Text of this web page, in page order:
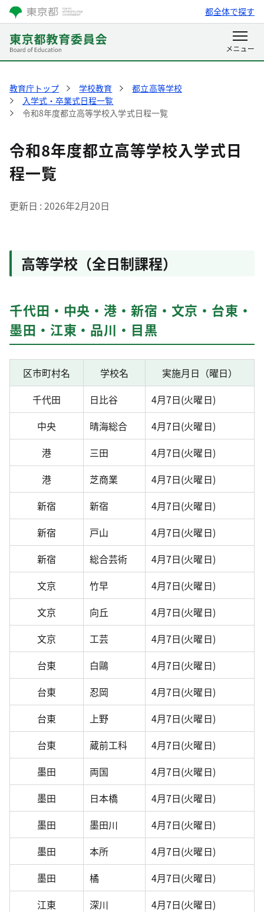
都全体で探す
教育庁トップ 学校教育
都立高等学校
入学式・卒業式日程一覧
令和8年度都立高等学校入学式日程一覧
令和8年度都立高等学校入学式日
程一覧
更新日 2026年2月20日
高等学校（全日制課程）
千代田・中央・港・新宿・文京・台東・
墨田・江東・品川・目黒
区市町村名 学校名
実施月日（曜日）
千代田
日比谷
4月7日(火曜日)
中央
晴海総合
4月7日(火曜日)
港
三田
4月7日(火曜日)
港
芝商業
4月7日(火曜日)
新宿
新宿
4月7日(火曜日)
新宿
戸山
4月7日(火曜日)
新宿
総合芸術
4月7日(火曜日)
文京
竹早
4月7日(火曜日)
文京
向丘
4月7日(火曜日)
文京
工芸
4月7日(火曜日)
台東
白鷗
4月7日(火曜日)
台東
忍岡
4月7日(火曜日)
台東
上野
4月7日(火曜日)
台東
蔵前工科
4月7日(火曜日)
墨田
両国
4月7日(火曜日)
墨田
日本橋
4月7日(火曜日)
墨田
墨田川
4月7日(火曜日)
墨田
本所
4月7日(火曜日)
墨田
橘
4月7日(火曜日)
江東
深川
4月7日(火曜日)